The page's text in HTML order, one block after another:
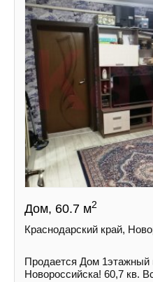
Дом, 60.7 м2
Краснодарский край,
Продается Дом 1этажный
Новороссийска! 60,7 кв.